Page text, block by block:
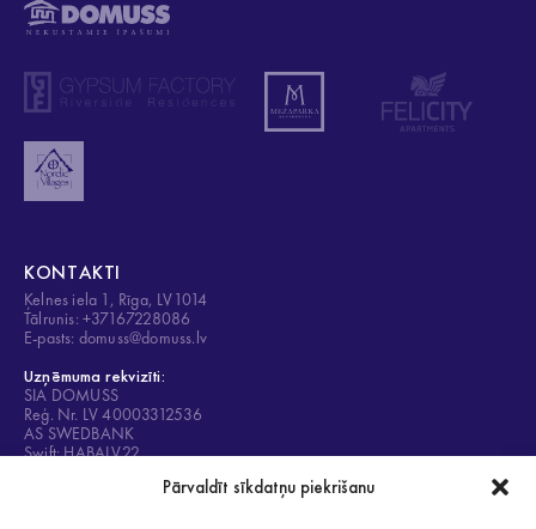
Pārvaldīt sīkdatņu piekrišanu
KONTAKTI
Ķelnes iela 1, Rīga, LV1014
Tālrunis: +37167228086
E-pasts: domuss@domuss.lv
Uzņēmuma rekvizīti:
SIA DOMUSS
Reģ. Nr. LV 40003312536
AS SWEDBANK
Swift: HABALV22